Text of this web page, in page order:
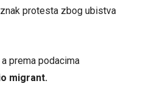
protesta zbog ubistva
prema podacima
migrant.